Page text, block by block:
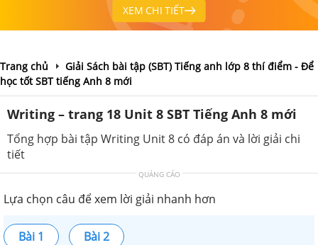
XEM CHI TIẾT
Trang chủ
Giải Sách bài tập (SBT) Tiếng anh lớp 8 thí điểm - Để
học tốt SBT tiếng Anh 8 mới
Writing – trang 18 Unit 8 SBT Tiếng Anh 8 mới
Tổng hợp bài tập Writing Unit 8 có đáp án và lời giải chi
tiết
QUẢNG CÁO
Lựa chọn câu để xem lời giải nhanh hơn
Bài 1 Bài 2